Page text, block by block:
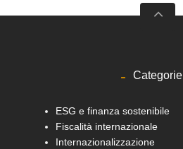
Categorie
ESG e finanza sostenibile
Fiscalità internazionale
Internazionalizzazione